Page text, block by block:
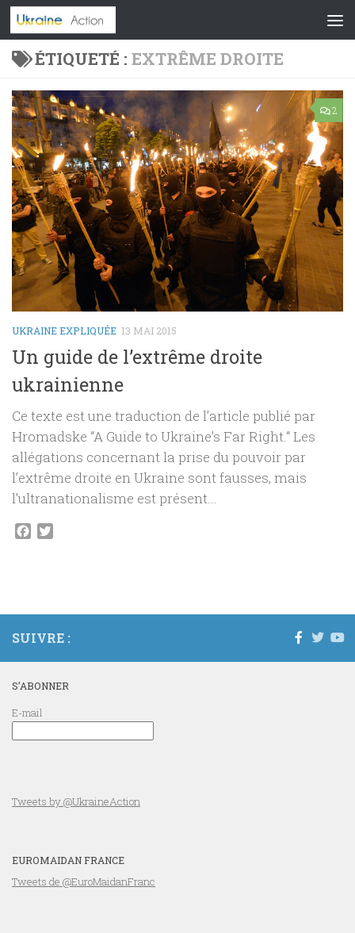
Skip to content
ÉTIQUETÉ : EXTRÊME DROITE
2
UKRAINE EXPLIQUÉE 13 MAI 2015
Un guide de l’extrême droite
ukrainienne
Ce texte est une traduction de l’article publié par
Hromadske “A Guide to Ukraine’s Far Right.“ Les
allégations concernant la prise du pouvoir par
l’extrême droite en Ukraine sont fausses, mais
l’ultranationalisme est présent...
Facebook
SUIVRE :
S’ABONNER
E-mail
Tweets by @UkraineAction
EUROMAIDAN FRANCE
Tweets de @EuroMaidanFranc